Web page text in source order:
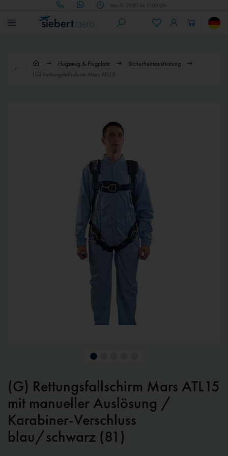
Mo.-Fr. 09:00 bis 17:00 Uhr
Flugzeug & Flugplatz
Sicherheitsausrüstung
(G) Rettungsfallschirm Mars ATL15
(G) Rettungsfallschirm Mars ATL15
mit manueller Auslösung /
Karabiner-Verschluss
blau/schwarz (81)